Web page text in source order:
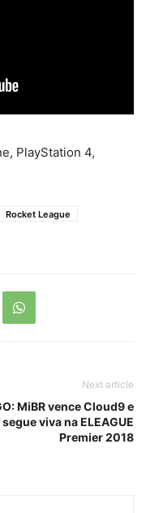
PlayStation 4,
Rocket League
Next article
MiBR vence Cloud9 e
segue viva na ELEAGUE
Premier 2018